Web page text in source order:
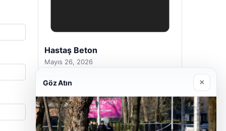
Prenses Night Club
Nisan 29, 2026
Göz Atın ×